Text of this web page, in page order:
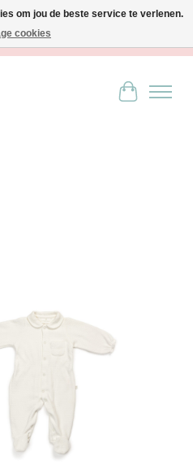
interior - Robert Orlentpromenade 9A -
om jou de beste service te verlenen.
cookies